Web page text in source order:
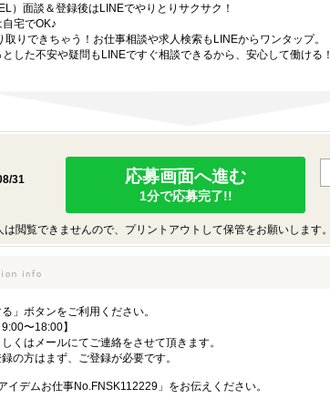
）面談＆登録後はLINEでやりとりサクサク！
宅でOK♪
りできちゃう！お仕事相談や求人検索もLINEからワンタップ。
した不安や疑問もLINEですぐ相談できるから、安心して働ける！
31
応募画面へ進む
1分で応募完了!!
閲覧できませんので、プリントアウトして保管をお願いします。
」ボタンをご利用ください。
〜18:00】
くはメールにてご連絡をさせて頂きます。
の方はまず、ご登録が必要です。
イデムお仕事No.FNSK112229」をお伝えください。